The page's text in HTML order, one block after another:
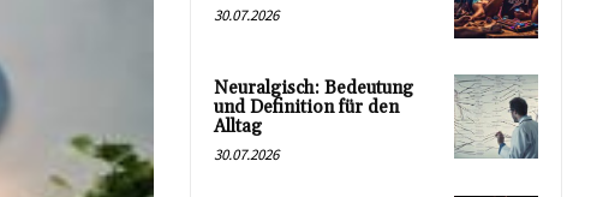
30.07.2026
Neuralgisch: Bedeutung
und Definition für den
Alltag
30.07.2026